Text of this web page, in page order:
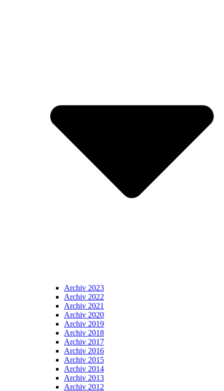
Archiv 2023
Archiv 2022
Archiv 2021
Archiv 2020
Archiv 2019
Archiv 2018
Archiv 2017
Archiv 2016
Archiv 2015
Archiv 2014
Archiv 2013
Archiv 2012